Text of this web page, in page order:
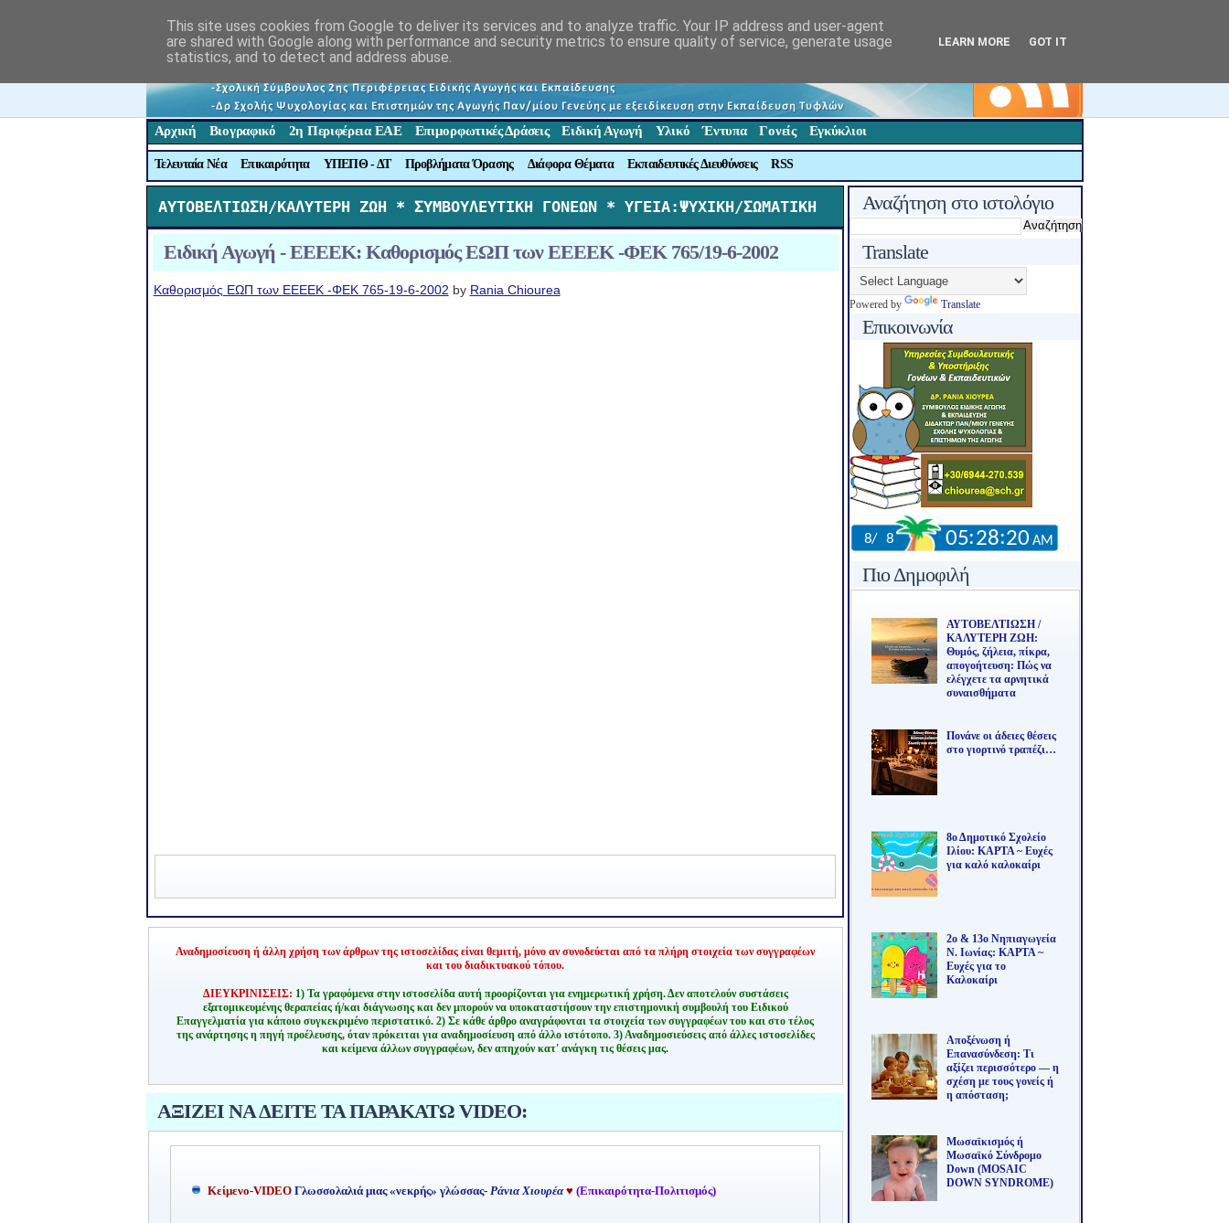
Αρχική Βιογραφικό 2η Περιφέρεια ΕΑΕ Επιμορφωτικές Δράσεις Ειδική Αγωγή Υλικό Έντυπα Γονείς Εγκύκλιοι
Τελευταία Νέα Επικαιρότητα ΥΠΕΠΘ - ΔΤ Προβλήματα Όρασης Διάφορα Θέματα Εκπαιδευτικές Διευθύνσεις RSS
ΑΥΤΟΒΕΛΤΙΩΣΗ/ΚΑΛΥΤΕΡΗ ΖΩΗ * ΣΥΜΒΟΥΛΕΥΤΙΚΗ ΓΟΝΕΩΝ * ΥΓΕΙΑ:ΨΥΧΙΚΗ/ΣΩΜΑΤΙΚΗ
Ειδική Αγωγή - ΕΕΕΕΚ: Καθορισμός ΕΩΠ των ΕΕΕΕΚ -ΦΕΚ 765/19-6-2002
Καθορισμός ΕΩΠ των ΕΕΕΕΚ -ΦΕΚ 765-19-6-2002 by Rania Chiourea
Αναδημοσίευση ή άλλη χρήση των άρθρων της ιστοσελίδας είναι θεμιτή, μόνο αν συνοδεύεται από τα πλήρη στοιχεία των συγγραφέων
και του διαδικτυακού τόπου.
ΔΙΕΥΚΡΙΝΙΣΕΙΣ: 1) Τα γραφόμενα στην ιστοσελίδα αυτή προορίζονται για ενημερωτική χρήση. Δεν αποτελούν συστάσεις
εξατομικευμένης θεραπείας ή/και διάγνωσης και δεν μπορούν να υποκαταστήσουν την επιστημονική συμβουλή του Ειδικού
Επαγγελματία για κάποιο συγκεκριμένο περιστατικό. 2) Σε κάθε άρθρο αναγράφονται τα στοιχεία των συγγραφέων του και στο τέλος
της ανάρτησης η πηγή προέλευσης, όταν πρόκειται για αναδημοσίευση από άλλο ιστότοπο. 3) Αναδημοσιεύσεις από άλλες ιστοσελίδες
και κείμενα άλλων συγγραφέων, δεν απηχούν κατ' ανάγκη τις θέσεις μας.
ΑΞΙΖΕΙ ΝΑ ΔΕΙΤΕ ΤΑ ΠΑΡΑΚΑΤΩ VIDEO:
Kείμενο-VIDEO Γλωσσολαλιά μιας «νεκρής» γλώσσας- Ράνια Χιουρέα ♥ (Επικαιρότητα-Πολιτισμός)
Αναζήτηση στο ιστολόγιο
Translate
Powered by Translate
Επικοινωνία
Πιο Δημοφιλή
ΑΥΤΟΒΕΛΤΙΩΣΗ /
ΚΑΛΥΤΕΡΗ ΖΩΗ:
Θυμός, ζήλεια, πίκρα,
απογοήτευση: Πώς να
ελέγχετε τα αρνητικά
συναισθήματα
Πονάνε οι άδειες θέσεις
στο γιορτινό τραπέζι…
8ο Δημοτικό Σχολείο
Ιλίου: ΚΑΡΤΑ ~ Ευχές
για καλό καλοκαίρι
2ο & 13ο Νηπιαγωγεία
Ν. Ιωνίας: ΚΑΡΤΑ ~
Ευχές για το
Καλοκαίρι
Αποξένωση ή
Επανασύνδεση: Τι
αξίζει περισσότερο — η
σχέση με τους γονείς ή
η απόσταση;
Μωσαϊκισμός ή
Μωσαϊκό Σύνδρομο
Down (MOSAIC
DOWN SYNDROME)
This site uses cookies from Google to deliver its services and to analyze traffic. Your IP address and user-agent
are shared with Google along with performance and security metrics to ensure quality of service, generate usage
statistics, and to detect and address abuse.
LEARN MORE GOT IT